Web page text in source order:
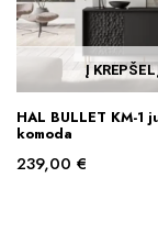
Į
HAL BULLET KM-1
komoda
239,00 €